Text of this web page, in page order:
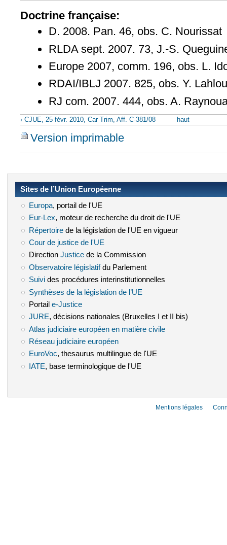
Doctrine française:
D. 2008. Pan. 46, obs. C. Nourissat
RLDA sept. 2007. 73, J.-S.
Europe 2007, comm. 196, obs. L.
RDAI/IBLJ 2007. 825, obs. Y.
RJ com. 2007. 444, obs. A.
‹ CJUE, 25 févr. 2010, Car Trim, Aff. C-381/08 haut
Version imprimable
Sites de l’Union Européenne
Europa(le lien est externe)
, portail de l'UE
Eur-Lex(le lien est externe)
, moteur de recherche du droit de l'UE
Répertoire(le lien est externe)
de la législation de l'UE en vigueur
Cour de justice de l'UE
Direction Justice(le lien est externe)
de la Commission
Observatoire législatif(le lien est externe)
du Parlement
Suivi(le lien est externe)
des procédures interinstitutionnelles
Synthèses de la législation de l’UE
Portail e-Justice(le lien est externe)
JURE(le lien est externe)
, décisions nationales (Bruxelles I et II bis)
Atlas judiciaire européen en matière civile(le lien est externe)
Réseau judiciaire européen(le lien est externe)
EuroVoc(le lien est externe)
, thesaurus multilingue de l'UE
IATE (le lien est externe)
, base terminologique de l'UE
Mentions légales